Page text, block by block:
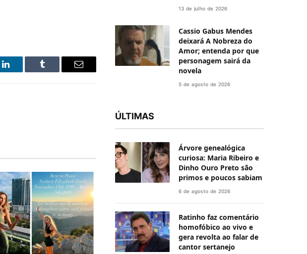
LinkedIn Tumblr
E-
13 de julho de 2026
Cassio Gabus Mendes
deixará A Nobreza do
Amor; entenda por que
personagem sairá da
novela
5 de agosto de 2026
ÚLTIMAS
Árvore genealógica
curiosa: Maria Ribeiro e
Dinho Ouro Preto são
primos e poucos sabiam
6 de agosto de 2026
Ratinho faz comentário
homofóbico ao vivo e
gera revolta ao falar de
cantor sertanejo